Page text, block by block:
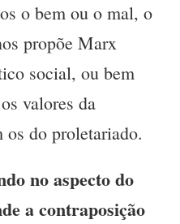
o bem ou o mal, o
propõe Marx
social, ou bem
valores da
os do proletariado.
no aspecto do
a contraposição